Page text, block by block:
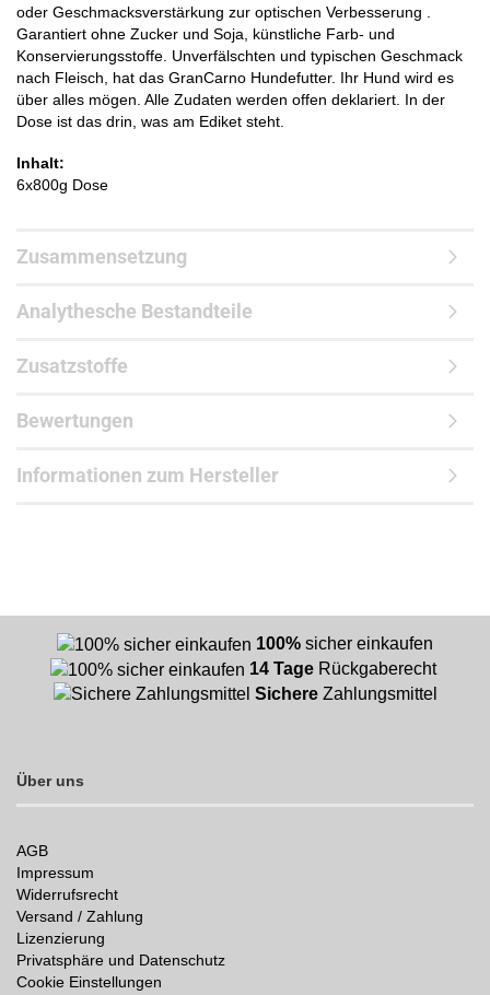
oder Geschmacksverstärkung zur optischen Verbesserung .
Garantiert ohne Zucker und Soja, künstliche Farb- und
Konservierungsstoffe. Unverfälschten und typischen Geschmack
nach Fleisch, hat das GranCarno Hundefutter. Ihr Hund wird es
über alles mögen. Alle Zudaten werden offen deklariert. In der
Dose ist das drin, was am Ediket steht.
Inhalt:
6x800g Dose
Zusammensetzung
Analythesche Bestandteile
Zusatzstoffe
Bewertungen
Informationen zum Hersteller
100% sicher einkaufen
14 Tage Rückgaberecht
Sichere Zahlungsmittel
Über uns
AGB
Impressum
Widerrufsrecht
Versand / Zahlung
Lizenzierung
Privatsphäre und Datenschutz
Cookie Einstellungen